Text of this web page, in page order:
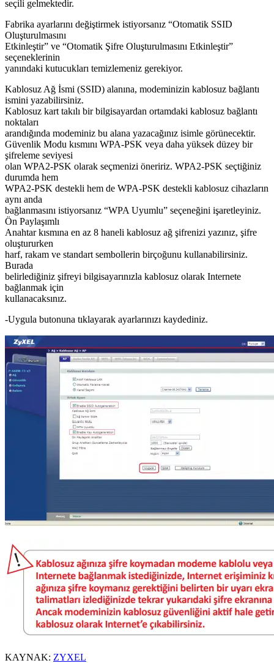
seçili gelmektedir.
Fabrika ayarlarını değiştirmek istiyorsanız “Otomatik SSID
Oluşturulmasını
Etkinleştir” ve “Otomatik Şifre Oluşturulmasını Etkinleştir”
seçeneklerinin
yanındaki kutucukları temizlemeniz gerekiyor.
Kablosuz Ağ İsmi (SSID) alanına, modeminizin kablosuz bağlantı
ismini yazabilirsiniz.
Kablosuz kart takılı bir bilgisayardan ortamdaki kablosuz bağlantı
noktaları
arandığında modeminiz bu alana yazacağınız isimle görünecektir.
Güvenlik Modu kısmını WPA-PSK veya daha yüksek düzey bir
şifreleme seviyesi
olan WPA2-PSK olarak seçmenizi öneririz. WPA2-PSK seçtiğiniz
durumda hem
WPA2-PSK destekli hem de WPA-PSK destekli kablosuz cihazların
aynı anda
bağlanmasını istiyorsanız “WPA Uyumlu” seçeneğini işaretleyiniz.
Ön Paylaşımlı
Anahtar kısmına en az 8 haneli kablosuz ağ şifrenizi yazınız, şifre
oluştururken
harf, rakam ve standart sembollerin birçoğunu kullanabilirsiniz.
Burada
belirlediğiniz şifreyi bilgisayarınızla kablosuz olarak Internete
bağlanmak için
kullanacaksınız.
-Uygula butonuna tıklayarak ayarlarınızı kaydediniz.
KAYNAK: ZYXEL